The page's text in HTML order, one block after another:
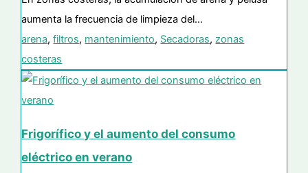
aumenta la frecuencia de limpieza del…
arena,filtros, mantenimiento, Secadoras,zonas
costeras
Frigorífico y el aumento del consumo
eléctrico en verano